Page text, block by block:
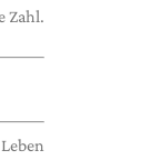
Zahl.